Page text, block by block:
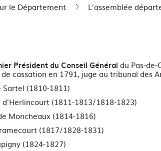
le Département L'assemblée
Président du Conseil Général du Pas-de-
cassation en 1791, juge au tribunal des
(1810-1811)
(1811-1813/1818-1823)
Moncheaux (1814-1816)
(1817/1828-1831)
(1824-1827)